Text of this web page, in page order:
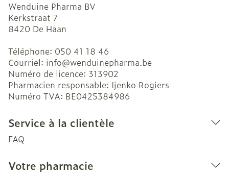
Wenduine Pharma BV
Kerkstraat 7
8420 De Haan
Téléphone: 050 41 18 46
Courriel: info@wenduinepharma.be
Numéro de licence: 313902
Pharmacien responsable: Ijenko Rogiers
Numéro TVA: BE0425384986
Service à la clientèle
FAQ
Votre pharmacie